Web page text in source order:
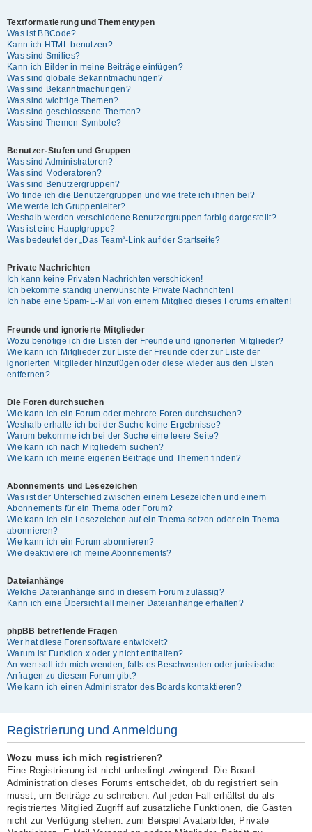
Textformatierung und Thementypen
Was ist BBCode?
Kann ich HTML benutzen?
Was sind Smilies?
Kann ich Bilder in meine Beiträge einfügen?
Was sind globale Bekanntmachungen?
Was sind Bekanntmachungen?
Was sind wichtige Themen?
Was sind geschlossene Themen?
Was sind Themen-Symbole?
Benutzer-Stufen und Gruppen
Was sind Administratoren?
Was sind Moderatoren?
Was sind Benutzergruppen?
Wo finde ich die Benutzergruppen und wie trete ich ihnen bei?
Wie werde ich Gruppenleiter?
Weshalb werden verschiedene Benutzergruppen farbig dargestellt?
Was ist eine Hauptgruppe?
Was bedeutet der „Das Team“-Link auf der Startseite?
Private Nachrichten
Ich kann keine Privaten Nachrichten verschicken!
Ich bekomme ständig unerwünschte Private Nachrichten!
Ich habe eine Spam-E-Mail von einem Mitglied dieses Forums erhalten!
Freunde und ignorierte Mitglieder
Wozu benötige ich die Listen der Freunde und ignorierten Mitglieder?
Wie kann ich Mitglieder zur Liste der Freunde oder zur Liste der
ignorierten Mitglieder hinzufügen oder diese wieder aus den Listen
entfernen?
Die Foren durchsuchen
Wie kann ich ein Forum oder mehrere Foren durchsuchen?
Weshalb erhalte ich bei der Suche keine Ergebnisse?
Warum bekomme ich bei der Suche eine leere Seite?
Wie kann ich nach Mitgliedern suchen?
Wie kann ich meine eigenen Beiträge und Themen finden?
Abonnements und Lesezeichen
Was ist der Unterschied zwischen einem Lesezeichen und einem
Abonnements für ein Thema oder Forum?
Wie kann ich ein Lesezeichen auf ein Thema setzen oder ein Thema
abonnieren?
Wie kann ich ein Forum abonnieren?
Wie deaktiviere ich meine Abonnements?
Dateianhänge
Welche Dateianhänge sind in diesem Forum zulässig?
Kann ich eine Übersicht all meiner Dateianhänge erhalten?
phpBB betreffende Fragen
Wer hat diese Forensoftware entwickelt?
Warum ist Funktion x oder y nicht enthalten?
An wen soll ich mich wenden, falls es Beschwerden oder juristische
Anfragen zu diesem Forum gibt?
Wie kann ich einen Administrator des Boards kontaktieren?
Registrierung und Anmeldung
Wozu muss ich mich registrieren?
Eine Registrierung ist nicht unbedingt zwingend. Die Board-
Administration dieses Forums entscheidet, ob du registriert sein
musst, um Beiträge zu schreiben. Auf jeden Fall erhältst du als
registriertes Mitglied Zugriff auf zusätzliche Funktionen, die Gästen
nicht zur Verfügung stehen: zum Beispiel Avatarbilder, Private